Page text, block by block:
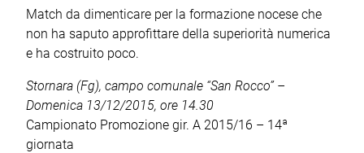
Match da dimenticare per la formazione nocese che
non ha saputo approfittare della superiorità numerica
e ha costruito poco.
Stornara (Fg), campo comunale “San Rocco” –
Domenica 13/12/2015, ore 14.30
Campionato Promozione gir. A 2015/16 – 14ª
giornata